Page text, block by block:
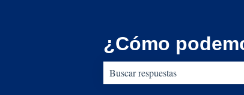
¿Cómo